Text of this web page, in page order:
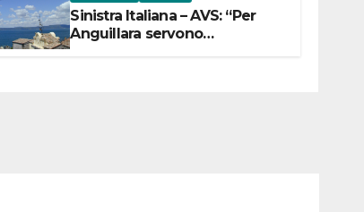
Sinistra Italiana – AVS: “Per
Anguillara servono